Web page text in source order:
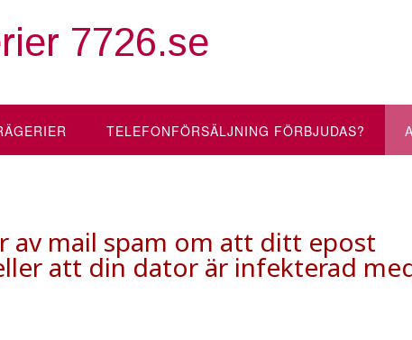
7726.se
TELEFONFÖRSÄLJNING FÖRBJUDAS?
av mail spam om att ditt epost
att din dator är infekterad